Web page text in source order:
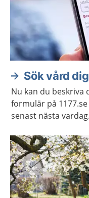
Sök vård
Nu kan du beskriva
formulär på
senast nästa vardag.